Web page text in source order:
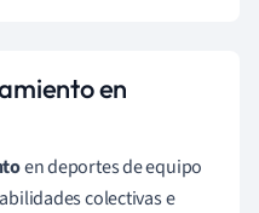
en
en deportes de equipo
colectivas e